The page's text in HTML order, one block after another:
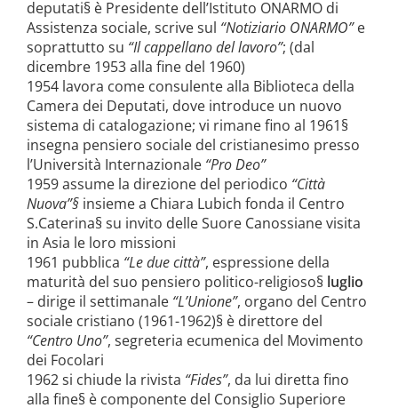
deputati§ è Presidente dell’Istituto ONARMO di
Assistenza sociale, scrive sul “Notiziario ONARMO”e
soprattutto su “Il cappellano del lavoro”; (dal
dicembre 1953 alla fine del 1960)
1954 lavora come consulente alla Biblioteca della
Camera dei Deputati, dove introduce un nuovo
sistema di catalogazione; vi rimane fino al 1961§
insegna pensiero sociale del cristianesimo presso
l’Università Internazionale “Pro Deo”
1959 assume la direzione del periodico “Città
Nuova”§ insieme a Chiara Lubich fonda il Centro
S.Caterina§ su invito delle Suore Canossiane visita
in Asia le loro missioni
1961 pubblica “Le due città”, espressione della
maturità del suo pensiero politico-religioso§ luglio
– dirige il settimanale “L’Unione”, organo del Centro
sociale cristiano (1961-1962)§ è direttore del
“Centro Uno”, segreteria ecumenica del Movimento
dei Focolari
1962 si chiude la rivista “Fides”, da lui diretta fino
alla fine§ è componente del Consiglio Superiore